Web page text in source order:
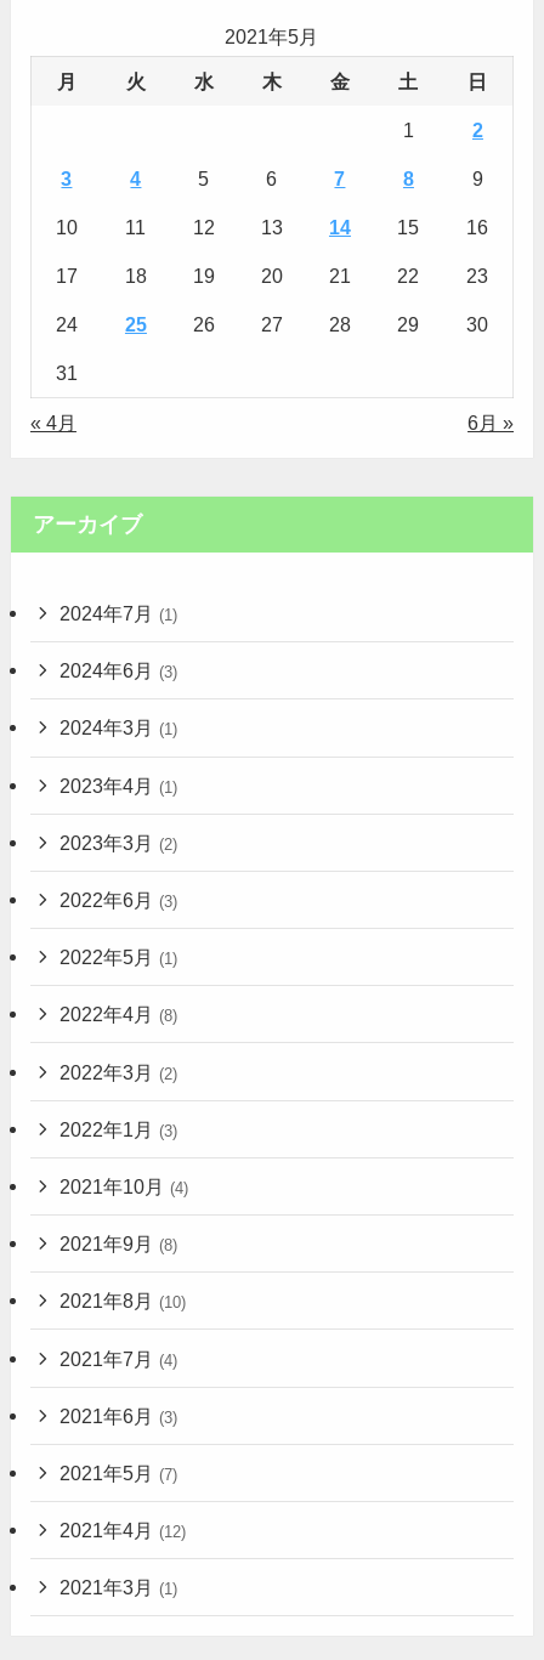
2021年5月
月 火 水 木 金 土 日
1 2
3 4 5 6 7 8 9
10 11 12 13 14 15 16
17 18 19 20 21 22 23
24 25 26 27 28 29 30
31
« 4月 6月 »
アーカイブ
2024年7月 (1)
2024年6月 (3)
2024年3月 (1)
2023年4月 (1)
2023年3月 (2)
2022年6月 (3)
2022年5月 (1)
2022年4月 (8)
2022年3月 (2)
2022年1月 (3)
2021年10月 (4)
2021年9月 (8)
2021年8月 (10)
2021年7月 (4)
2021年6月 (3)
2021年5月 (7)
2021年4月 (12)
2021年3月 (1)